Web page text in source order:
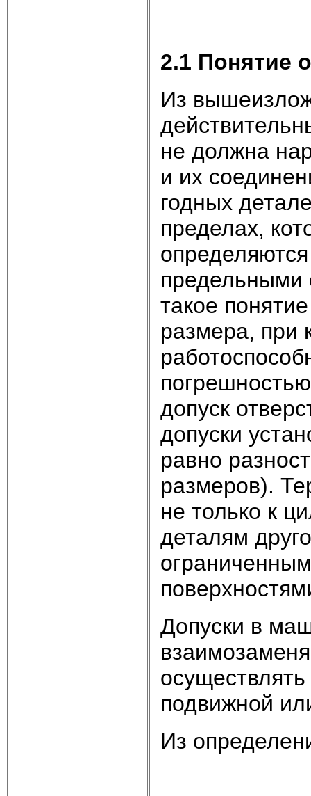
2.1 Понятие
Из
не должна
и их
годных
пределах,
предельными
такое
размера, при
допуск
допуски
равно
размеров).
не только к
деталям
Допуски в
подвижной
Из